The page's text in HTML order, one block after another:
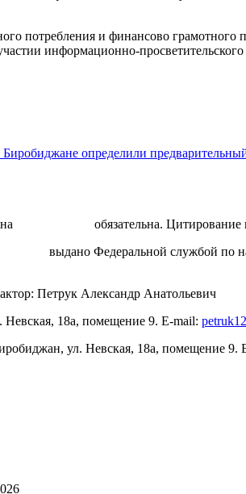
потребления и финансово грамотного
информационно-просветительского
определили
обязательна.
выдано Федеральной службой по
Петрук Александр Анатольевич
18а, помещение 9. E-mail:
ул. Невская, 18а, помещение 9.